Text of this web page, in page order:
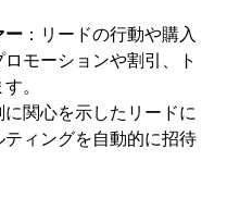
ー ：リードの行動や購入
モーションや割引、ト
。
に関心を示したリードに
ィングを自動的に招待